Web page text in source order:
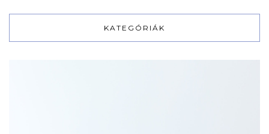
KATEGÓRIÁK